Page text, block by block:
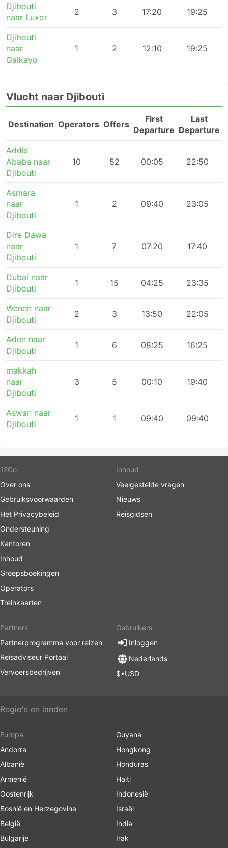
Djibouti
naar Luxor
2 3 17:20 19:25
Djibouti
naar
Galkayo
1 2 12:10 19:25
Vlucht naar Djibouti
Destination Operators Offers
First
Departure
Last
Departure
Addis
Ababa naar
Djibouti
10 52 00:05 22:50
Asmara
naar
Djibouti
1 2 09:40 23:05
Dire Dawa
naar
Djibouti
1 7 07:20 17:40
Dubai naar
Djibouti
1 15 04:25 23:35
Wenen naar
Djibouti
2 3 13:50 22:05
Aden naar
Djibouti
1 6 08:25 16:25
makkah
naar
Djibouti
3 5 00:10 19:40
Aswan naar
Djibouti
1 1 09:40 09:40
12Go
Over ons
Gebruiksvoorwaarden
Het Privacybeleid
Ondersteuning
Kantoren
Inhoud
Groepsboekingen
Operators
Treinkaarten
Inhoud
Veelgestelde vragen
Nieuws
Reisgidsen
Partners
Partnerprogramma voor reizen
Reisadviseur Portaal
Vervoersbedrijven
Gebruikers
Inloggen
Nederlands
$•USD
Regio's en landen
Europa
Andorra
Albanië
Armenië
Oostenrijk
Bosnië en Herzegovina
België
Bulgarije
Guyana
Hongkong
Honduras
Haiti
Indonesië
Israël
India
Irak